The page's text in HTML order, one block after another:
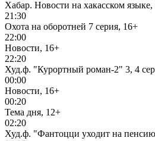
Хабар. Новости на хакасском языке,
21:30
Охота на оборотней 7 серия, 16+
22:00
Новости, 16+
22:20
Худ.ф. "Курортный роман-2" 3, 4
00:00
Новости, 16+
00:20
Тема дня, 12+
02:20
Худ.ф. "Фантоцци уходит на